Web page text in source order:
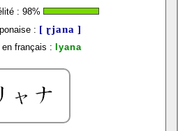
: 98%
: [ ɽjana ]
en français : lyana